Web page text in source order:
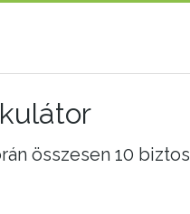
összesen 10